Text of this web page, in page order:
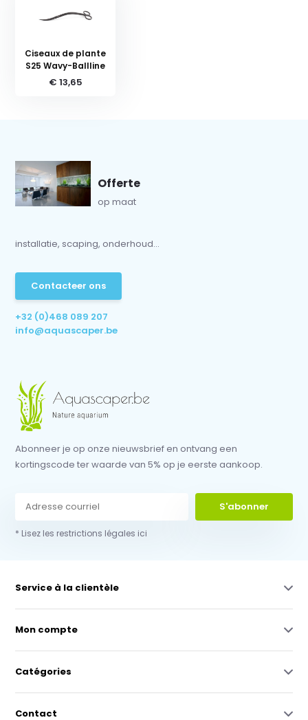
Ciseaux de plante
S25 Wavy-Ballline
€ 13,65
Offerte
op maat
installatie, scaping, onderhoud...
Contacteer ons
+32 (0)468 089 207
info@aquascaper.be
Abonneer je op onze nieuwsbrief en ontvang een
kortingscode ter waarde van 5% op je eerste aankoop.
S'abonner
* Lisez les restrictions légales ici
Service à la clientèle
Mon compte
Catégories
Contact